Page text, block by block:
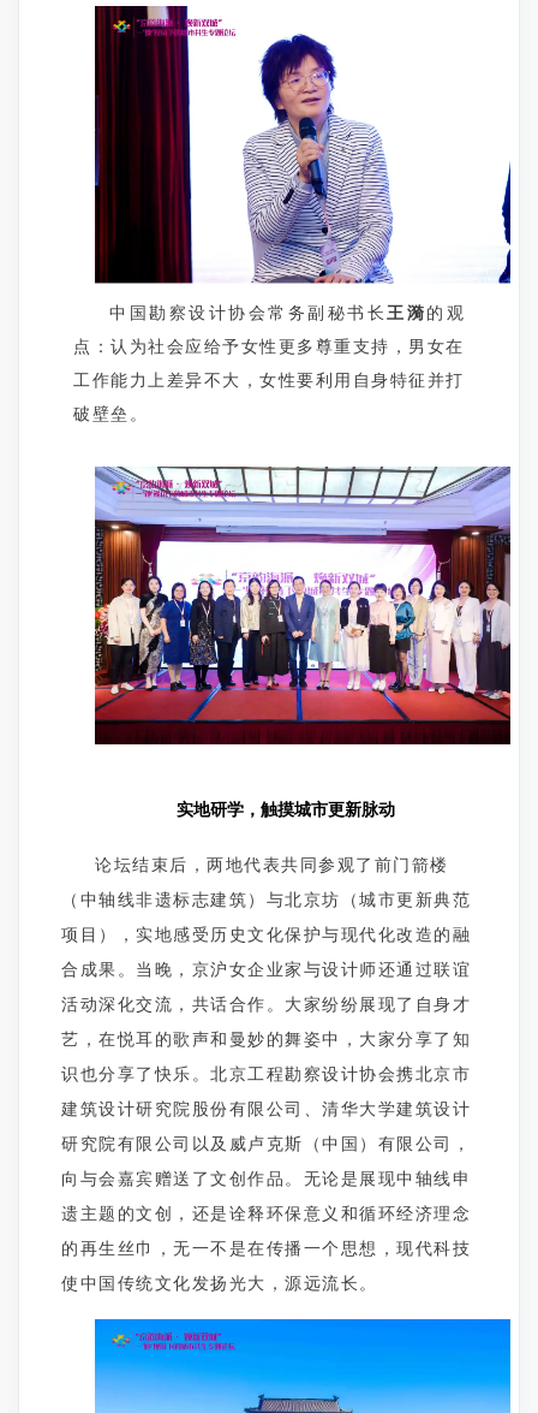
中国勘察设计协会常务副秘书长 王漪的观
点：认为社会应给予女性更多尊重支持，男女在
工作能力上差异不大，女性要利用自身特征并打
破壁垒。
实地研学，触摸城市更新脉动
论坛结束后，两地代表共同参观了前门箭楼
（中轴线非遗标志建筑）与北京坊（城市更新典范
项目），实地感受历史文化保护与现代化改造的融
合成果。当晚，京沪女企业家与设计师还通过联谊
活动深化交流，共话合作。大家纷纷展现了自身才
艺，在悦耳的歌声和曼妙的舞姿中，大家分享了知
识也分享了快乐。北京工程勘察设计协会携北京市
建筑设计研究院股份有限公司、清华大学建筑设计
研究院有限公司以及威卢克斯（中国）有限公司，
向与会嘉宾赠送了文创作品。无论是展现中轴线申
遗主题的文创，还是诠释环保意义和循环经济理念
的再生丝巾，无一不是在传播一个思想，现代科技
使中国传统文化发扬光大，源远流长。